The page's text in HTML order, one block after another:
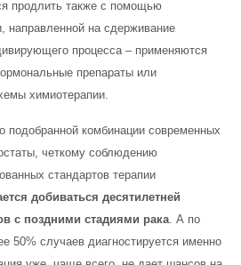
продлить также с помощью
направленной на сдерживание
процесса – применяются
препараты или
химиотерапии.
подобранной комбинации современных
четкому соблюдению
стандартов терапии
добиваться десятилетней
с поздними стадиями рака. А по
50% случаев диагностируется именно